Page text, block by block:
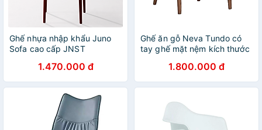
Ghế nhựa nhập khẩu Juno
Sofa cao cấp JNST
1.470.000 đ
Ghế ăn gỗ Neva Tundo có
tay ghế mặt nệm kích thước
1.800.000 đ